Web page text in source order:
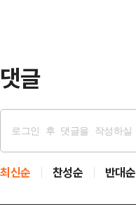
댓글
최신순 찬성순 반대순